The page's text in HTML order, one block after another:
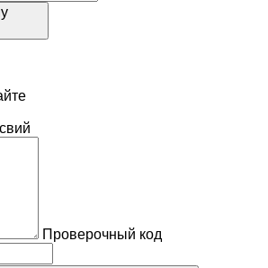
Проверочный код